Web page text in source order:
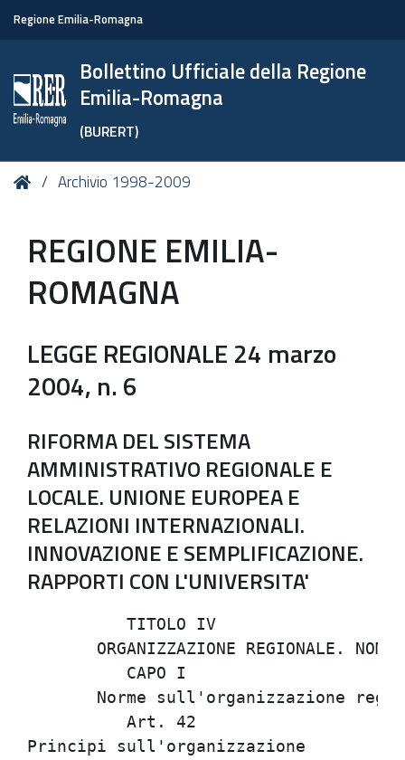
Regione Emilia-Romagna
Bollettino Ufficiale della Regione
Emilia-Romagna
(BURERT)
Tu HomeArchivio 1998-2009
REGIONE EMILIA-
ROMAGNA
LEGGE REGIONALE 24 marzo
2004, n. 6
RIFORMA DEL SISTEMA
AMMINISTRATIVO REGIONALE E
LOCALE. UNIONE EUROPEA E
RELAZIONI INTERNAZIONALI.
INNOVAZIONE E SEMPLIFICAZIONE.
RAPPORTI CON L'UNIVERSITA'
Norme
Principi